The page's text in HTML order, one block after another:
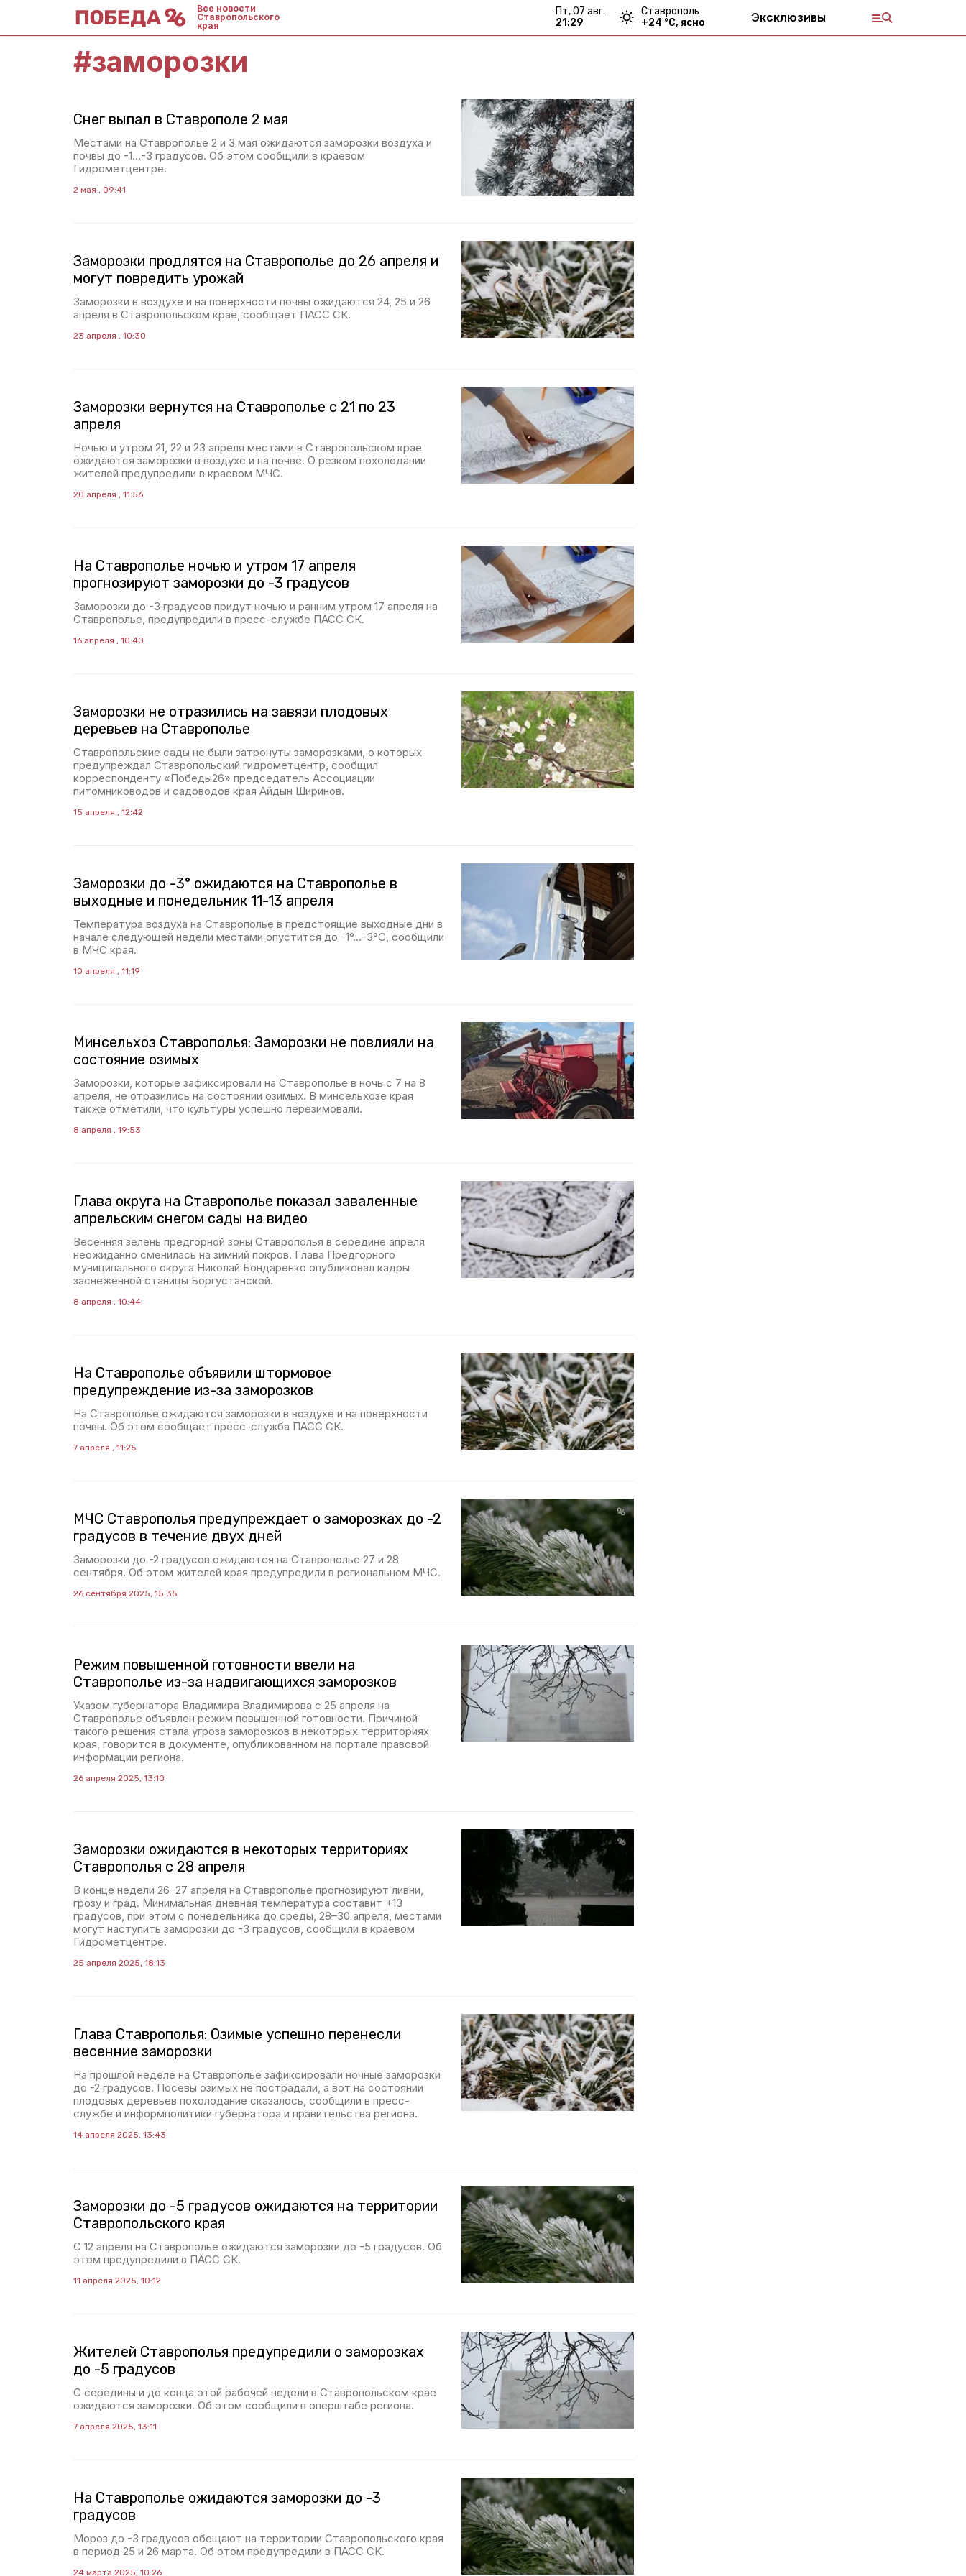
Все новости
Ставропольского
края
пт, 07 авг.
21:29
Ставрополь
+24 °С, ясно Эксклюзивы
#заморозки
Снег выпал в Ставрополе 2 мая
Местами на Ставрополье 2 и 3 мая ожидаются заморозки воздуха и
почвы до -1…-3 градусов. Об этом сообщили в краевом
Гидрометцентре.
2 мая , 09:41
Заморозки продлятся на Ставрополье до 26 апреля и
могут повредить урожай
Заморозки в воздухе и на поверхности почвы ожидаются 24, 25 и 26
апреля в Ставропольском крае, сообщает ПАСС СК.
23 апреля , 10:30
Заморозки вернутся на Ставрополье с 21 по 23
апреля
Ночью и утром 21, 22 и 23 апреля местами в Ставропольском крае
ожидаются заморозки в воздухе и на почве. О резком похолодании
жителей предупредили в краевом МЧС.
20 апреля , 11:56
На Ставрополье ночью и утром 17 апреля
прогнозируют заморозки до -3 градусов
Заморозки до -3 градусов придут ночью и ранним утром 17 апреля на
Ставрополье, предупредили в пресс-службе ПАСС СК.
16 апреля , 10:40
Заморозки не отразились на завязи плодовых
деревьев на Ставрополье
Ставропольские сады не были затронуты заморозками, о которых
предупреждал Ставропольский гидрометцентр, сообщил
корреспонденту «Победы26» председатель Ассоциации
питомниководов и садоводов края Айдын Ширинов.
15 апреля , 12:42
Заморозки до -3° ожидаются на Ставрополье в
выходные и понедельник 11-13 апреля
Температура воздуха на Ставрополье в предстоящие выходные дни в
начале следующей недели местами опустится до -1°...-3°С, сообщили
в МЧС края.
10 апреля , 11:19
Минсельхоз Ставрополья: Заморозки не повлияли на
состояние озимых
Заморозки, которые зафиксировали на Ставрополье в ночь с 7 на 8
апреля, не отразились на состоянии озимых. В минсельхозе края
также отметили, что культуры успешно перезимовали.
8 апреля , 19:53
Глава округа на Ставрополье показал заваленные
апрельским снегом сады на видео
Весенняя зелень предгорной зоны Ставрополья в середине апреля
неожиданно сменилась на зимний покров. Глава Предгорного
муниципального округа Николай Бондаренко опубликовал кадры
заснеженной станицы Боргустанской.
8 апреля , 10:44
На Ставрополье объявили штормовое
предупреждение из-за заморозков
На Ставрополье ожидаются заморозки в воздухе и на поверхности
почвы. Об этом сообщает пресс-служба ПАСС СК.
7 апреля , 11:25
МЧС Ставрополья предупреждает о заморозках до -2
градусов в течение двух дней
Заморозки до -2 градусов ожидаются на Ставрополье 27 и 28
сентября. Об этом жителей края предупредили в региональном МЧС.
26 сентября 2025, 15:35
Режим повышенной готовности ввели на
Ставрополье из-за надвигающихся заморозков
Указом губернатора Владимира Владимирова с 25 апреля на
Ставрополье объявлен режим повышенной готовности. Причиной
такого решения стала угроза заморозков в некоторых территориях
края, говорится в документе, опубликованном на портале правовой
информации региона.
26 апреля 2025, 13:10
Заморозки ожидаются в некоторых территориях
Ставрополья с 28 апреля
В конце недели 26–27 апреля на Ставрополье прогнозируют ливни,
грозу и град. Минимальная дневная температура составит +13
градусов, при этом с понедельника до среды, 28–30 апреля, местами
могут наступить заморозки до -3 градусов, сообщили в краевом
Гидрометцентре.
25 апреля 2025, 18:13
Глава Ставрополья: Озимые успешно перенесли
весенние заморозки
На прошлой неделе на Ставрополье зафиксировали ночные заморозки
до -2 градусов. Посевы озимых не пострадали, а вот на состоянии
плодовых деревьев похолодание сказалось, сообщили в пресс-
службе и информполитики губернатора и правительства региона.
14 апреля 2025, 13:43
Заморозки до -5 градусов ожидаются на территории
Ставропольского края
С 12 апреля на Ставрополье ожидаются заморозки до -5 градусов. Об
этом предупредили в ПАСС СК.
11 апреля 2025, 10:12
Жителей Ставрополья предупредили о заморозках
до -5 градусов
С середины и до конца этой рабочей недели в Ставропольском крае
ожидаются заморозки. Об этом сообщили в оперштабе региона.
7 апреля 2025, 13:11
На Ставрополье ожидаются заморозки до -3
градусов
Мороз до -3 градусов обещают на территории Ставропольского края
в период 25 и 26 марта. Об этом предупредили в ПАСС СК.
24 марта 2025, 10:26